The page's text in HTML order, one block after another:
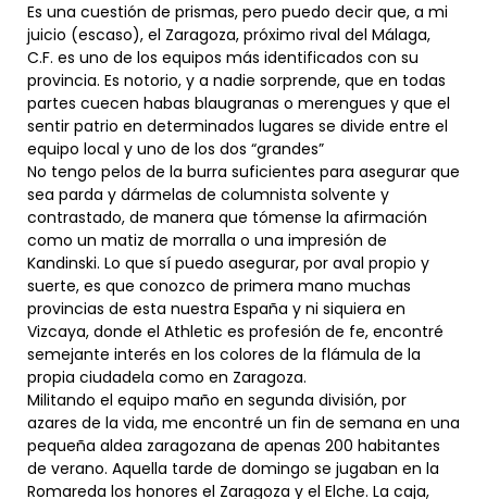
Es una cuestión de prismas, pero puedo decir que, a mi
juicio (escaso), el Zaragoza, próximo rival del Málaga,
C.F. es uno de los equipos más identificados con su
provincia. Es notorio, y a nadie sorprende, que en todas
partes cuecen habas blaugranas o merengues y que el
sentir patrio en determinados lugares se divide entre el
equipo local y uno de los dos “grandes”
No tengo pelos de la burra suficientes para asegurar que
sea parda y dármelas de columnista solvente y
contrastado, de manera que tómense la afirmación
como un matiz de morralla o una impresión de
Kandinski. Lo que sí puedo asegurar, por aval propio y
suerte, es que conozco de primera mano muchas
provincias de esta nuestra España y ni siquiera en
Vizcaya, donde el Athletic es profesión de fe, encontré
semejante interés en los colores de la flámula de la
propia ciudadela como en Zaragoza.
Militando el equipo maño en segunda división, por
azares de la vida, me encontré un fin de semana en una
pequeña aldea zaragozana de apenas 200 habitantes
de verano. Aquella tarde de domingo se jugaban en la
Romareda los honores el Zaragoza y el Elche. La caja,